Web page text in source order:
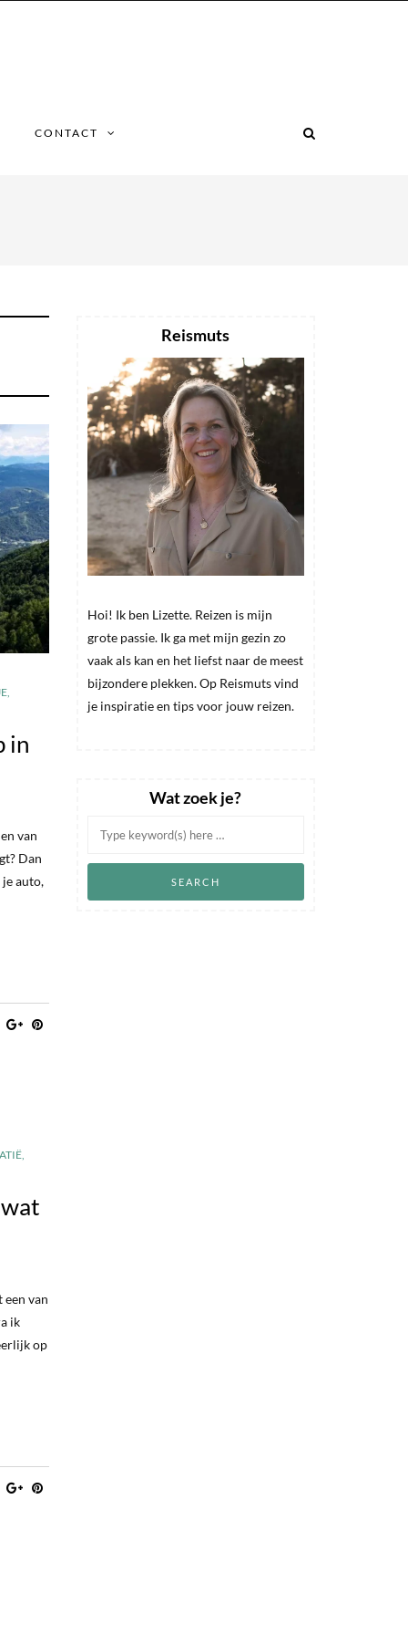
CONTACT
,
in
van
Dan
auto,
,
van
ik
op
Reismuts
Hoi! Ik ben Lizette. Reizen is mijn
grote passie. Ik ga met mijn gezin zo
vaak als kan en het liefst naar de meest
bijzondere plekken. Op Reismuts vind
je inspiratie en tips voor jouw reizen.
Wat zoek je?